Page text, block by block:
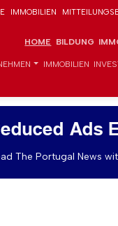
IMMOBILIEN
HOME BILDUNG
IMMOBILIEN
Ads
The Portugal News